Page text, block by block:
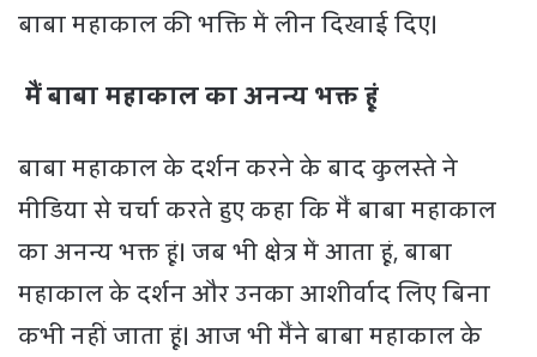
बाबा महाकाल की भक्ति में लीन दिखाई दिए।
मैं बाबा महाकाल का अनन्य भक्त हूं
बाबा महाकाल के दर्शन करने के बाद कुलस्ते ने
मीडिया से चर्चा करते हुए कहा कि मैं बाबा महाकाल
का अनन्य भक्त हूं। जब भी क्षेत्र में आता हूं, बाबा
महाकाल के दर्शन और उनका आशीर्वाद लिए बिना
कभी नहीं जाता हूं। आज भी मैंने बाबा महाकाल के